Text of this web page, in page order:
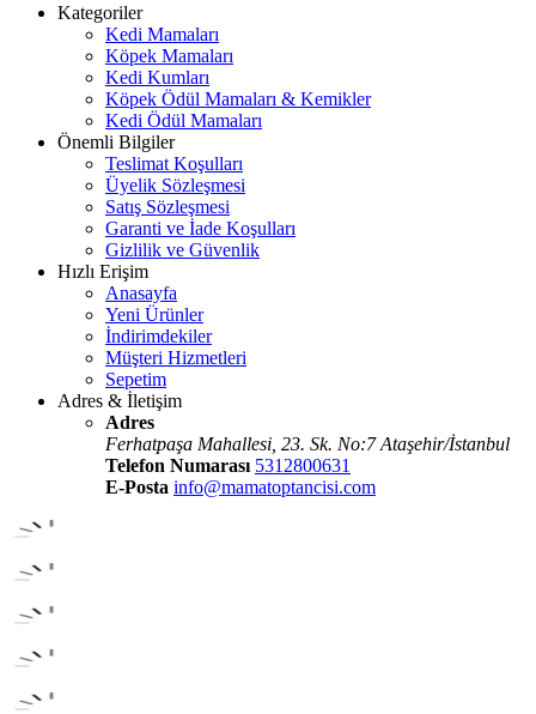
Kategoriler
Kedi Mamaları
Köpek Mamaları
Kedi Kumları
Köpek Ödül Mamaları & Kemikler
Kedi Ödül Mamaları
Önemli Bilgiler
Teslimat Koşulları
Üyelik Sözleşmesi
Satış Sözleşmesi
Garanti ve İade Koşulları
Gizlilik ve Güvenlik
Hızlı Erişim
Anasayfa
Yeni Ürünler
İndirimdekiler
Müşteri Hizmetleri
Sepetim
Adres & İletişim
Adres
Ferhatpaşa Mahallesi, 23. Sk. No:7 Ataşehir/İstanbul
Telefon Numarası 5312800631
E-Posta info@mamatoptancisi.com